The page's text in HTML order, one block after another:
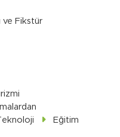
ve Fikstür
Eğitim